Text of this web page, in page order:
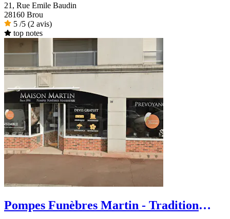
21, Rue Emile Baudin
28160 Brou
5 /5 (2 avis)
top notes
Pompes Funèbres Martin - Tradition